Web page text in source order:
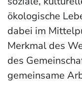
ökologische
dabei im
Merkmal des
des
gemeinsame